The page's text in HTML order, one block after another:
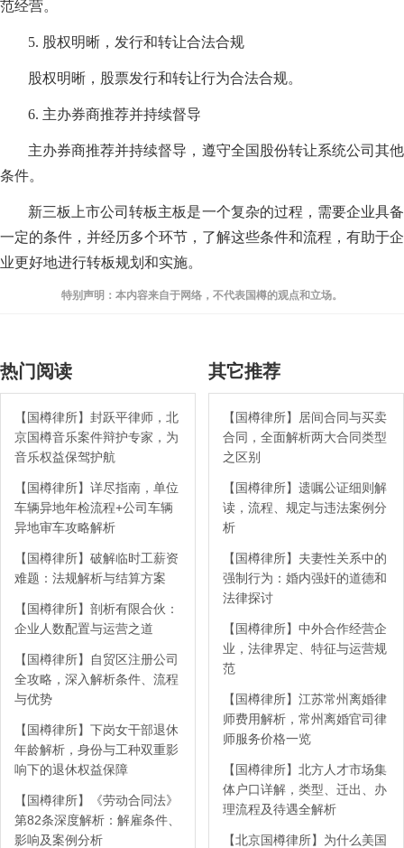
范经营。
5. 股权明晰，发行和转让合法合规
股权明晰，股票发行和转让行为合法合规。
6. 主办券商推荐并持续督导
主办券商推荐并持续督导，遵守全国股份转让系统公司其他
条件。
新三板上市公司转板主板是一个复杂的过程，需要企业具备
一定的条件，并经历多个环节，了解这些条件和流程，有助于企
业更好地进行转板规划和实施。
特别声明：本内容来自于网络，不代表国樽的观点和立场。
热门阅读
【国樽律所】封跃平律师，北
京国樽音乐案件辩护专家，为
音乐权益保驾护航
【国樽律所】详尽指南，单位
车辆异地年检流程+公司车辆
异地审车攻略解析
【国樽律所】破解临时工薪资
难题：法规解析与结算方案
【国樽律所】剖析有限合伙：
企业人数配置与运营之道
【国樽律所】自贸区注册公司
全攻略，深入解析条件、流程
与优势
【国樽律所】下岗女干部退休
年龄解析，身份与工种双重影
响下的退休权益保障
【国樽律所】《劳动合同法》
第82条深度解析：解雇条件、
影响及案例分析
其它推荐
【国樽律所】居间合同与买卖
合同，全面解析两大合同类型
之区别
【国樽律所】遗嘱公证细则解
读，流程、规定与违法案例分
析
【国樽律所】夫妻性关系中的
强制行为：婚内强奸的道德和
法律探讨
【国樽律所】中外合作经营企
业，法律界定、特征与运营规
范
【国樽律所】江苏常州离婚律
师费用解析，常州离婚官司律
师服务价格一览
【国樽律所】北方人才市场集
体户口详解，类型、迁出、办
理流程及待遇全解析
【北京国樽律所】为什么美国